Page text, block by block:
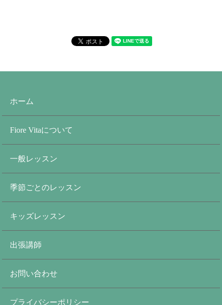
ホーム
Fiore Vitaについて
一般レッスン
季節ごとのレッスン
キッズレッスン
出張講師
お問い合わせ
プライバシーポリシー